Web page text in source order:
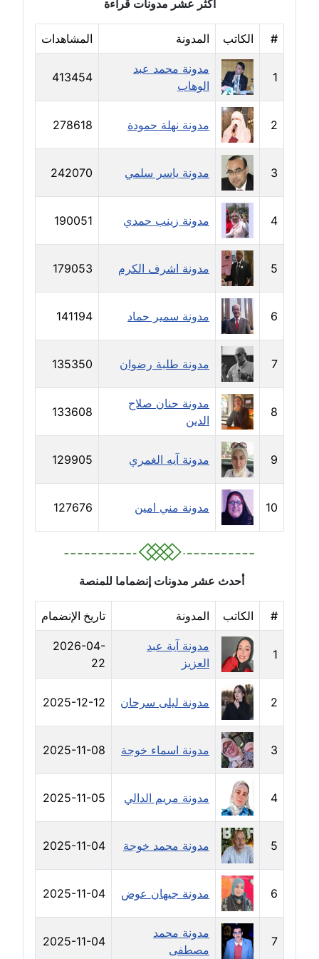
مدونة سلوى محمود
عاملة
مدونة سماح حامد
عاملة
مدونة سمر ابراهيم
عاملة
مدونة سمير حماد
عاملة
مدونة سهام كمال
عاملة
مدونة سهر صيام
عاملة
مدونة سهى الضاوي
عاملة
مدونة سهير عسكر
عاملة
مدونة سوزان بهنسي
عاملة
مدونة سوميه الالفي
مدونة شادي الربابعة
عاملة
مدونة شرف الدين محمد
عاملة
مدونة شريف ابراهيم
عاملة
مدونة شيماء الجمل
عاملة
مدونة شيماء حسني
عاملة
مدونة شيماء عبد المقصود
عاملة
مدونة شيماء عصام
عاملة
مدونة شيماء عمارة
أكثر عشر مدونات قراءة
# الكاتب المدونة المشاهدات
1
مدونة محمد عبد
الوهاب
413454
2 مدونة نهلة حمودة 278618
3 مدونة ياسر سلمي 242070
4 مدونة زينب حمدي 190051
5 مدونة اشرف الكرم 179053
6 مدونة سمير حماد 141194
7 مدونة طلبة رضوان 135350
8
مدونة حنان صلاح
الدين
133608
9 مدونة آيه الغمري 129905
10 مدونة مني امين 127676
أحدث عشر مدونات إنضماما للمنصة
# الكاتب المدونة تاريخ الإنضمام
1
مدونة آية عبد
العزيز
2026-04-
22
2 مدونة ليلى سرحان 2025-12-12
3 مدونة اسماء خوجة 2025-11-08
4 مدونة مريم الدالي 2025-11-05
5 مدونة محمد خوجة 2025-11-04
6 مدونة جيهان عوض 2025-11-04
7
مدونة محمد
مصطفى
2025-11-04